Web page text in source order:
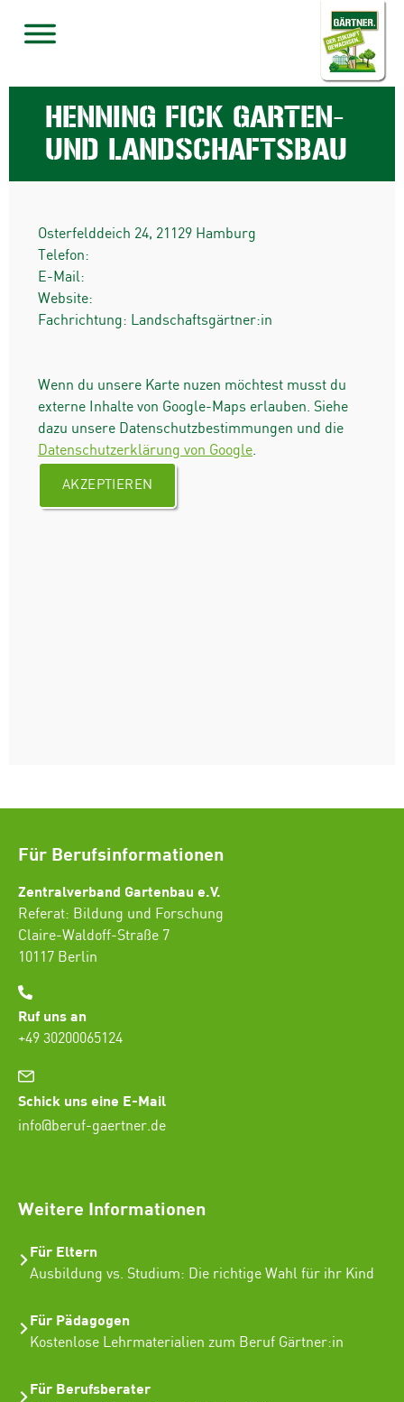
HENNING FICK GARTEN-
UND LANDSCHAFTSBAU
Osterfelddeich 24, 21129 Hamburg
Telefon:
E-Mail:
Website:
Fachrichtung: Landschaftsgärtner:in
Wenn du unsere Karte nuzen möchtest musst du
externe Inhalte von Google-Maps erlauben. Siehe
dazu unsere Datenschutzbestimmungen und die
Datenschutzerklärung von Google.
AKZEPTIEREN
Für Berufsinformationen
Zentralverband Gartenbau e.V.
Referat: Bildung und Forschung
Claire-Waldoff-Straße 7
10117 Berlin
Ruf uns an
+49 30200065124
Schick uns eine E-Mail
info@beruf-gaertner.de
Weitere Informationen
Für Eltern
Ausbildung vs. Studium: Die richtige Wahl für ihr Kind
Für Pädagogen
Kostenlose Lehrmaterialien zum Beruf Gärtner:in
Für Berufsberater